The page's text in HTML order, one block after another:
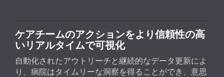
ケアチームのアクションをより信頼性の高
いリアルタイムで可視化
自動化されたアウトリーチと継続的なデータ更新によ
り、病院はタイムリーな洞察を得ることができ、意思